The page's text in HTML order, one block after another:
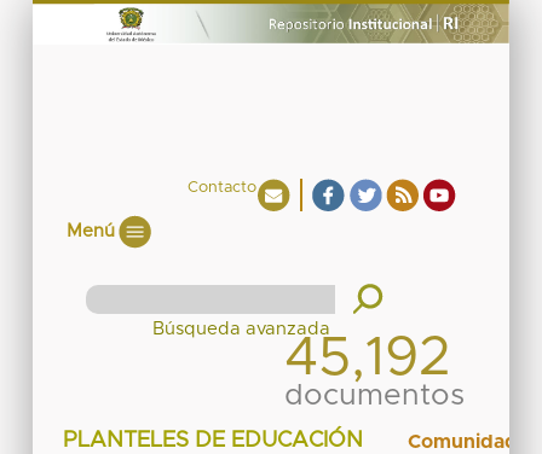
Contacto
Menú
45,192
documentos
PLANTELES DE EDUCACIÓN
Comunidades